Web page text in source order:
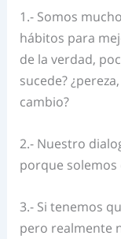
1.- Somos
hábitos para
de la verdad,
sucede?
cambio?
2.- Nuestro
porque solemos
3.- Si tenemos
pero realmente